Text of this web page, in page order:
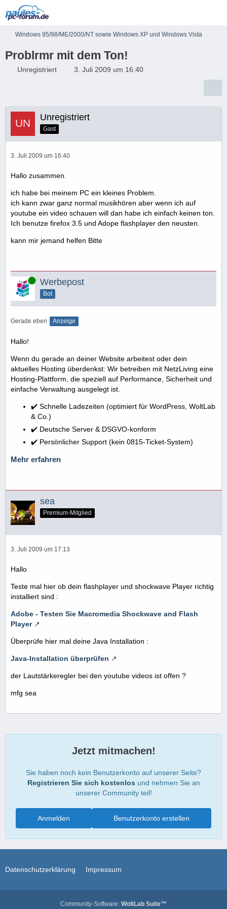
Windows 95/98/ME/2000/NT sowie Windows XP und Windows Vista
Problrmr mit dem Ton!
Unregistriert 3. Juli 2009 um 16:40
Unregistriert
Gast
3. Juli 2009 um 16:40
Hallo zusammen.
ich habe bei meinem PC ein kleines Problem.
ich kann zwar ganz normal musikhören aber wenn ich auf
youtube ein video schauen will dan habe ich einfach keinen ton.
Ich benutze firefox 3.5 und Adope flashplayer den neusten.
kann mir jemand helfen Bitte
Online Werbepost
Bot
Gerade eben Anzeige
Hallo!
Wenn du gerade an deiner Website arbeitest oder dein
aktuelles Hosting überdenkst: Wir betreiben mit NetzLiving eine
Hosting-Plattform, die speziell auf Performance, Sicherheit und
einfache Verwaltung ausgelegt ist.
✔️ Schnelle Ladezeiten (optimiert für WordPress, WoltLab
& Co.)
✔️ Deutsche Server & DSGVO-konform
✔️ Persönlicher Support (kein 0815-Ticket-System)
Mehr erfahren
sea
Premium-Mitglied
3. Juli 2009 um 17:13
Hallo
Teste mal hier ob dein flashplayer und shockwave Player richtig
installiert sind :
Adobe - Testen Sie Macromedia Shockwave and Flash
Player
Überprüfe hier mal deine Java Installation :
Java-Installation überprüfen
der Lautstärkeregler bei den youtube videos ist offen ?
mfg sea
Jetzt mitmachen!
Sie haben noch kein Benutzerkonto auf unserer Seite?
Registrieren Sie sich kostenlos und nehmen Sie an
unserer Community teil!
Benutzerkonto erstellen
Anmelden
Datenschutzerklärung Impressum
Community-Software: WoltLab Suite™